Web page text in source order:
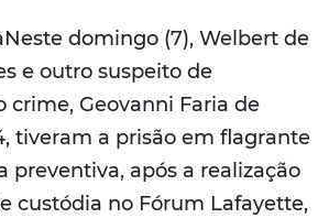
domingo (7), Welbert de
e outro suspeito de
crime, Geovanni Faria de
tiveram a prisão em flagrante
preventiva, após a realização
custódia no Fórum Lafayette,